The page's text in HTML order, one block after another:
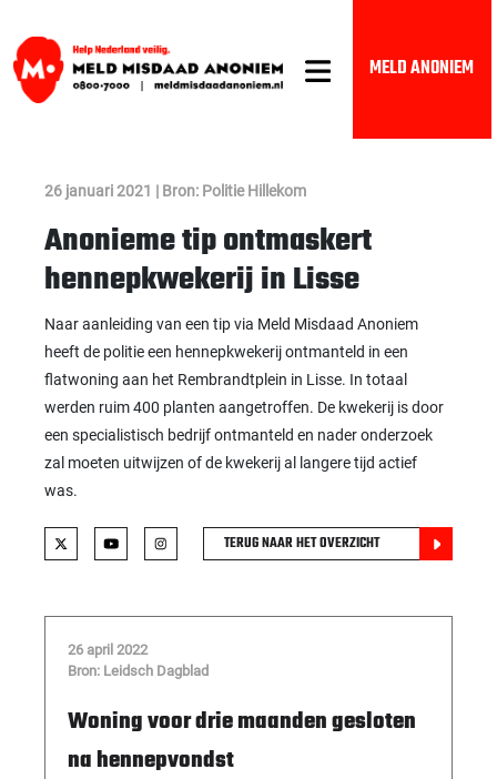
MELD ANONIEM
26 januari 2021 | Bron: Politie Hillekom
Anonieme tip ontmaskert
hennepkwekerij in Lisse
Naar aanleiding van een tip via Meld Misdaad Anoniem
heeft de politie een hennepkwekerij ontmanteld in een
flatwoning aan het Rembrandtplein in Lisse. In totaal
werden ruim 400 planten aangetroffen. De kwekerij is door
een specialistisch bedrijf ontmanteld en nader onderzoek
zal moeten uitwijzen of de kwekerij al langere tijd actief
was.
TERUG NAAR HET OVERZICHT
26 april 2022
Bron: Leidsch Dagblad
Woning voor drie maanden gesloten
na hennepvondst